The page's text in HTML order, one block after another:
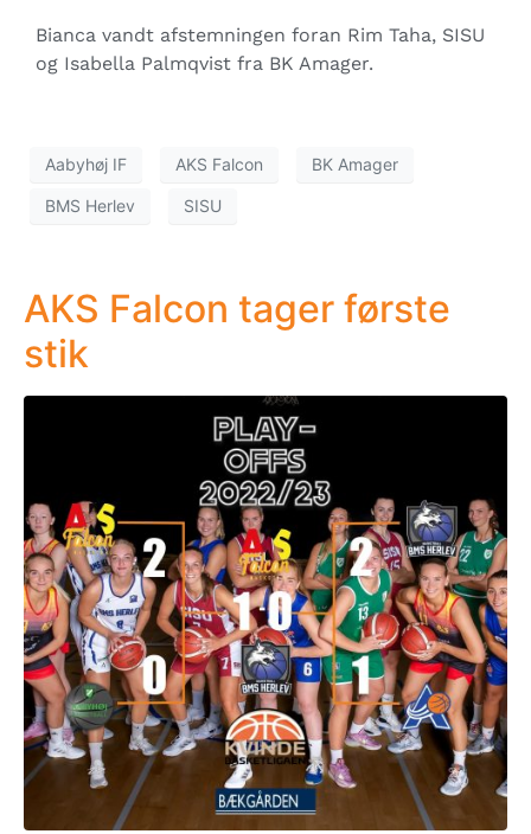
Bianca vandt afstemningen foran Rim Taha, SISU
og Isabella Palmqvist fra BK Amager.
Aabyhøj IF AKS Falcon BK Amager
BMS Herlev SISU
AKS Falcon tager første
stik